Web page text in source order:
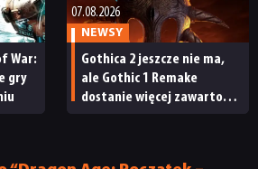
War:
gry
07.08.2026
NEWSY
Gothica 2 jeszcze nie ma,
ale Gothic 1 Remake
dostanie więcej zawartości.